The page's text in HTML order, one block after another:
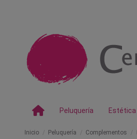
Peluquería Estética
Inicio Peluquería Complementos